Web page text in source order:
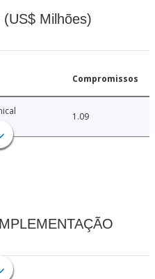
Milhões)
Compromissos
1.09